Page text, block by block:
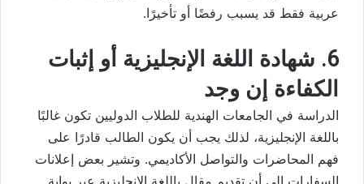
عربية فقط قد يسبب رفضًا أو تأخيرًا.
6. شهادة اللغة الإنجليزية أو إثبات
الكفاءة إن وجد
الدراسة في الجامعات الهندية للطلاب الدوليين تكون غالبًا
باللغة الإنجليزية، لذلك يجب أن يكون الطالب قادرًا على
فهم المحاضرات والتواصل الأكاديمي. وتشير بعض إعلانات
السفارات إلى أن تقديم مقال باللغة الإنجليزية عبر بوابة